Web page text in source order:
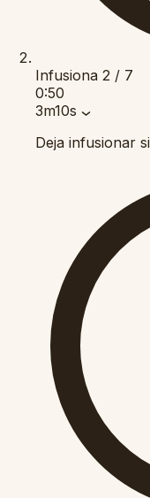
Infusiona 2 / 7
0:50
3m10s
Deja infusionar